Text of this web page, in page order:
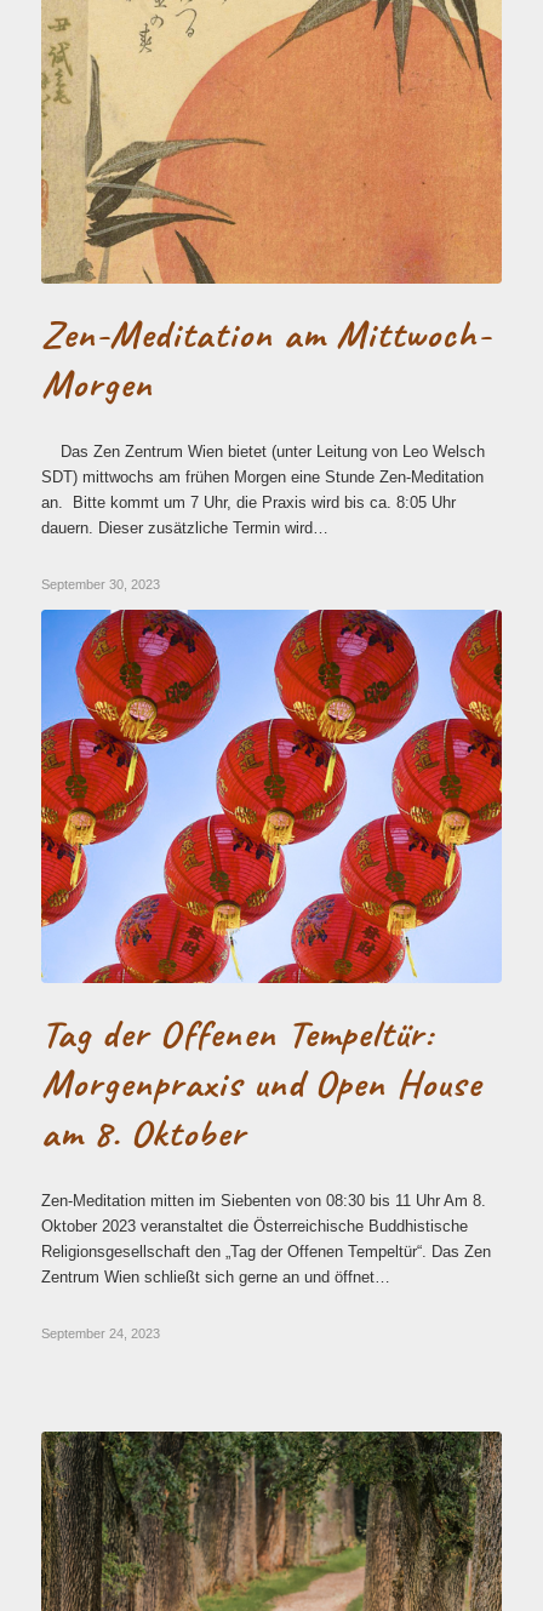
Zen-Meditation am Mittwoch-
Morgen
Das Zen Zentrum Wien bietet (unter Leitung von Leo Welsch
SDT) mittwochs am frühen Morgen eine Stunde Zen-Meditation
an. Bitte kommt um 7 Uhr, die Praxis wird bis ca. 8:05 Uhr
dauern. Dieser zusätzliche Termin wird…
September 30, 2023
Tag der Offenen Tempeltür:
Morgenpraxis und Open House
am 8. Oktober
Zen-Meditation mitten im Siebenten von 08:30 bis 11 Uhr Am 8.
Oktober 2023 veranstaltet die Österreichische Buddhistische
Religionsgesellschaft den „Tag der Offenen Tempeltür“. Das Zen
Zentrum Wien schließt sich gerne an und öffnet…
September 24, 2023